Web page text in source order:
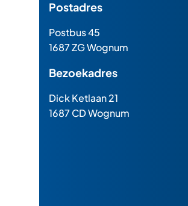
boven
het
begin
van
paginainhoud
Postadres
Postbus 45
1687 ZG Wognum
Bezoekadres
Dick Ketlaan 21
1687 CD Wognum